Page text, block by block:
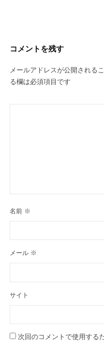
コメントを残す
メールアドレスが公開される
る欄は必須項目です
名前 ※
メール ※
サイト
次回のコメントで使用する